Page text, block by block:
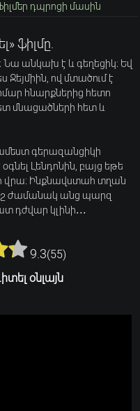
դպրոցի մասին
ֆիլմը.
Նա անկախ է և գեղեցիկ։ Եվ
ով մտածում է
հնարքներից հետո
մնացածների հետ և
գերազանցիկի
Լենդոնին, բայց եթե
վրա։ Ինքնավստահ տղան
ժամանակ անց պարզ
դժվար կլինի․․․
9.3(55)
օնլայն